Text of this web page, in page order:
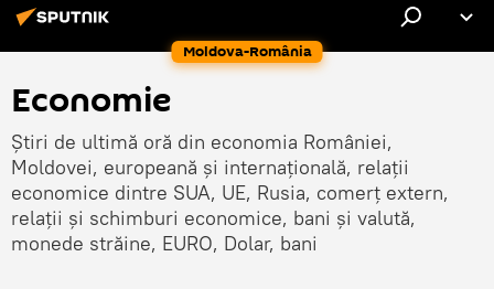
Moldova-România
Economie
Știri de ultimă oră din economia României,
Moldovei, europeană și internațională, relații
economice dintre SUA, UE, Rusia, comerț extern,
relații și schimburi economice, bani și valută,
monede străine, EURO, Dolar, bani